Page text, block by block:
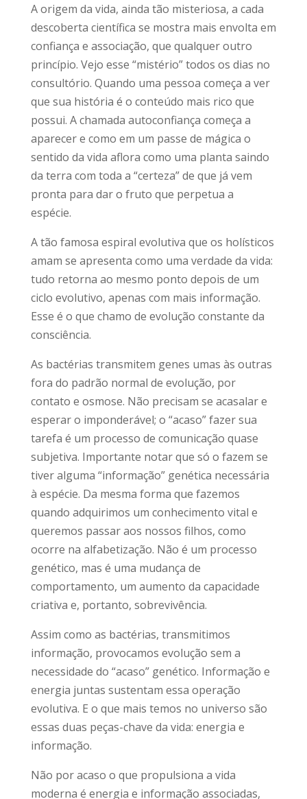
A origem da vida, ainda tão misteriosa, a cada
descoberta científica se mostra mais envolta em
confiança e associação, que qualquer outro
princípio. Vejo esse “mistério” todos os dias no
consultório. Quando uma pessoa começa a ver
que sua história é o conteúdo mais rico que
possui. A chamada autoconfiança começa a
aparecer e como em um passe de mágica o
sentido da vida aflora como uma planta saindo
da terra com toda a “certeza” de que já vem
pronta para dar o fruto que perpetua a
espécie.
A tão famosa espiral evolutiva que os holísticos
amam se apresenta como uma verdade da vida:
tudo retorna ao mesmo ponto depois de um
ciclo evolutivo, apenas com mais informação.
Esse é o que chamo de evolução constante da
consciência.
As bactérias transmitem genes umas às outras
fora do padrão normal de evolução, por
contato e osmose. Não precisam se acasalar e
esperar o imponderável; o “acaso” fazer sua
tarefa é um processo de comunicação quase
subjetiva. Importante notar que só o fazem se
tiver alguma “informação” genética necessária
à espécie. Da mesma forma que fazemos
quando adquirimos um conhecimento vital e
queremos passar aos nossos filhos, como
ocorre na alfabetização. Não é um processo
genético, mas é uma mudança de
comportamento, um aumento da capacidade
criativa e, portanto, sobrevivência.
Assim como as bactérias, transmitimos
informação, provocamos evolução sem a
necessidade do “acaso” genético. Informação e
energia juntas sustentam essa operação
evolutiva. E o que mais temos no universo são
essas duas peças-chave da vida: energia e
informação.
Não por acaso o que propulsiona a vida
moderna é energia e informação associadas,